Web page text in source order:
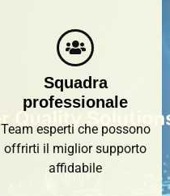
Squadra
professionale
Team esperti che possono
offrirti il ​​miglior supporto
affidabile